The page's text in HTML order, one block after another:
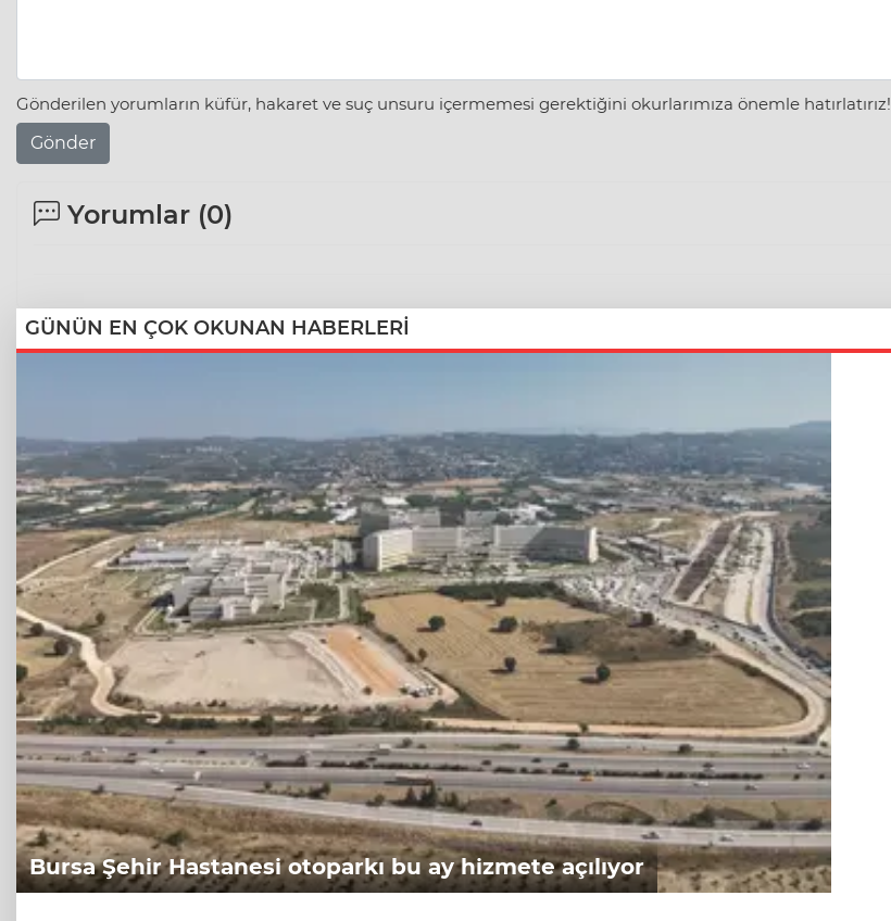
Gönderilen yorumların küfür, hakaret ve suç unsuru içermemesi gerektiğini okurlarımıza önemle hatırlatırız!
Gönder
Yorumlar (0)
GÜNÜN EN ÇOK OKUNAN HABERLERİ
Bursa Şehir Hastanesi otoparkı bu ay hizmete açılıyor